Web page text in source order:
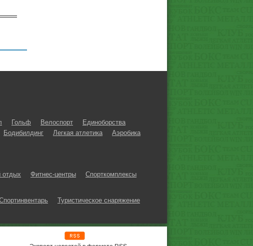
Гольф Велоспорт
Единоборства
Бодибилдинг Легкая атлетика
Аэробика
отдых Фитнес-центры
Спорткомплексы
Туристическое снаряжение